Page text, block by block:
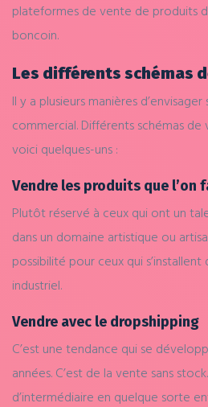
plateformes de vente de produits
boncoin.
Les différents schémas
Il y a plusieurs manières
commercial. Différents schémas de
voici quelques-uns :
Vendre les produits que l’on
Plutôt réservé à ceux qui ont un
dans un domaine artistique ou
possibilité pour ceux qui s’installent
industriel.
Vendre avec le dropshipping
C’est une tendance qui se
années. C’est de la vente sans
d’intermédiaire en quelque sorte